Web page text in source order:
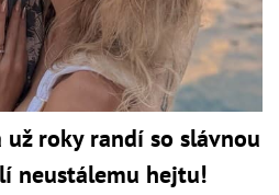
už roky randí so slávnou
neustálemu hejtu!